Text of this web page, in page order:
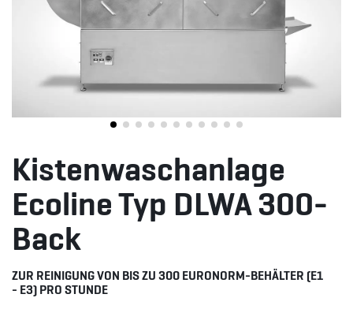
Kistenwaschanlage
Ecoline Typ DLWA 300-
Back
ZUR REINIGUNG VON BIS ZU 300 EURONORM-BEHÄLTER (E1
- E3) PRO STUNDE